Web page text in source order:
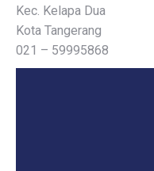
Kec. Kelapa Dua
Kota Tangerang
021 – 59995868